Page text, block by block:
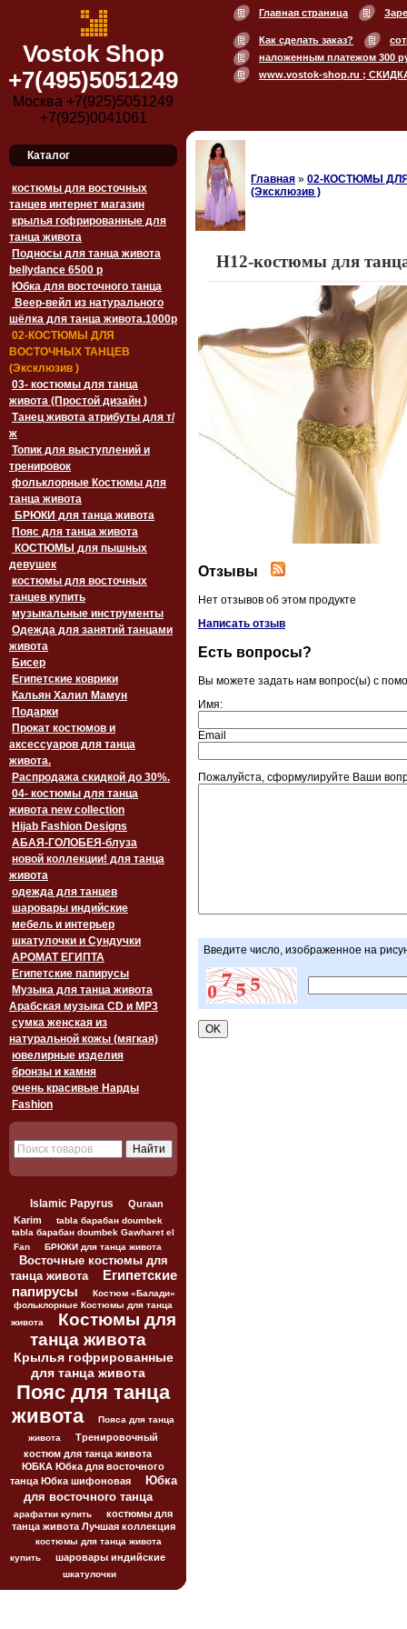
Vostok Shop
+7(495)5051249
Москва +7(925)5051249
+7(925)0041061
Главная страница
Как сделать заказ?
наложенным платежом 300
www.vostok-shop.ru ;
Каталог
костюмы для восточных
танцев интернет магазин
крылья гофрированные для
танца живота
Подносы для танца живота
bellydance 6500 p
Юбка для восточного танца
Веер-вейл из натурального
шёлка для танца живота.1000p
02-КОСТЮМЫ ДЛЯ
ВОСТОЧНЫХ ТАНЦЕВ
(Эксклюзив )
03- костюмы для танца
живота (Простой дизайн )
Танец живота атрибуты для т/
ж
Топик для выступлений и
тренировок
фольклорные Костюмы для
танца живота
БРЮКИ для танца живота
Пояс для танца живота
девушек
костюмы для восточных
танцев купить
музыкальные инструменты
Одежда для занятий танцами
живота
Бисер
Египетские коврики
Кальян Халил Мамун
Подарки
Прокат костюмов и
аксессуаров для танца
живота.
Распродажа скидкой до 30%.
04- костюмы для танца
живота new collection
Hijab Fashion Designs
АБАЯ-ГОЛОБЕЯ-блуза
новой коллекции! для танца
живота
одежда для танцев
шаровары индийские
мебель и интерьер
шкатулочки и Сундучки
АРОМАТ ЕГИПТА
Египетские папирусы
Музыка для танца живота
Арабская музыка CD и MP3
сумка женская из
натуральной кожы (мягкая)
ювелирные изделия
бронзы и камня
очень красивые Нарды
Fashion
Islamic Papyrus
Quraan
Karim
tabla барабан doumbek
tabla барабан doumbek Gawharet el
Fan
БРЮКИ для танца живота
Восточные костюмы для
танца живота
Египетские
папирусы
Костюм «Балади»
фольклорные Костюмы для танца
живота
Костюмы для
танца живота
Крылья гофрированные
для танца живота
Пояс для танца
живота
Пояса для танца
живота
Тренировочный
костюм для танца живота
ЮБКА Юбка для восточного
танца Юбка шифоновая
Юбка
для восточного танца
арафатки купить
костюмы для
танца живота Лучшая коллекция
костюмы для танца живота
купить
шаровары индийские
шкатулочки
Главная » 02-КОСТЮМЫ
(Эксклюзив )
H12-костюмы для
Отзывы
Нет отзывов об этом продукте
Написать отзыв
Есть вопросы?
Вы можете задать нам вопрос(ы) с
Имя:
Email
Пожалуйста, сформулируйте Ваши
Введите число, изображенное на